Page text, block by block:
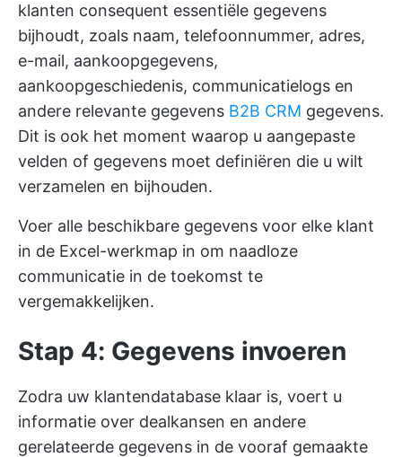
klanten consequent essentiële gegevens
bijhoudt, zoals naam, telefoonnummer, adres,
e-mail, aankoopgegevens,
aankoopgeschiedenis, communicatielogs en
andere relevante gegevens B2B CRM gegevens.
Dit is ook het moment waarop u aangepaste
velden of gegevens moet definiëren die u wilt
verzamelen en bijhouden.
Voer alle beschikbare gegevens voor elke klant
in de Excel-werkmap in om naadloze
communicatie in de toekomst te
vergemakkelijken.
Stap 4: Gegevens invoeren
Zodra uw klantendatabase klaar is, voert u
informatie over dealkansen en andere
gerelateerde gegevens in de vooraf gemaakte